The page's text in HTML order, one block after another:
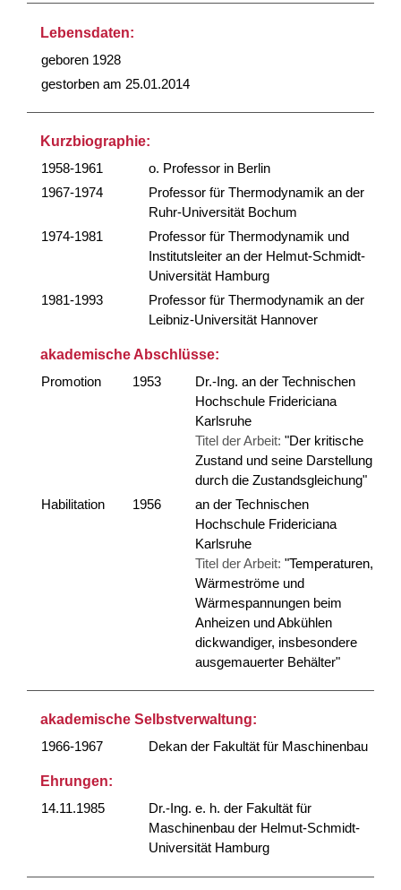
Lebensdaten:
geboren 1928
gestorben am 25.01.2014
Kurzbiographie:
1958-1961
o. Professor in Berlin
1967-1974
Professor für Thermodynamik an der
Ruhr-Universität Bochum
1974-1981
Professor für Thermodynamik und
Institutsleiter an der Helmut-Schmidt-
Universität Hamburg
1981-1993
Professor für Thermodynamik an der
Leibniz-Universität Hannover
akademische Abschlüsse:
Promotion
1953
Dr.-Ing. an der Technischen
Hochschule Fridericiana
Karlsruhe
Titel der Arbeit: "Der kritische
Zustand und seine Darstellung
durch die Zustandsgleichung"
Habilitation
1956
an der Technischen
Hochschule Fridericiana
Karlsruhe
Titel der Arbeit: "Temperaturen,
Wärmeströme und
Wärmespannungen beim
Anheizen und Abkühlen
dickwandiger, insbesondere
ausgemauerter Behälter"
akademische Selbstverwaltung:
1966-1967
Dekan der Fakultät für Maschinenbau
Ehrungen:
14.11.1985
Dr.-Ing. e. h. der Fakultät für
Maschinenbau der Helmut-Schmidt-
Universität Hamburg